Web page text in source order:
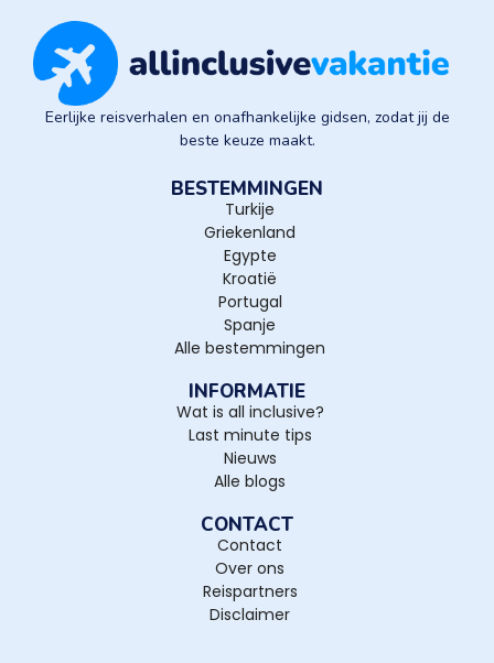
Eerlijke reisverhalen en onafhankelijke gidsen, zodat jij de
beste keuze maakt.
BESTEMMINGEN
Turkije
Griekenland
Egypte
Kroatië
Portugal
Spanje
Alle bestemmingen
INFORMATIE
Wat is all inclusive?
Last minute tips
Nieuws
Alle blogs
CONTACT
Contact
Over ons
Reispartners
Disclaimer